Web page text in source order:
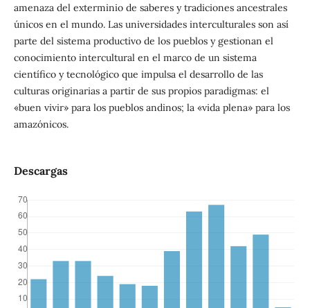
amenaza del exterminio de saberes y tradiciones ancestrales
únicos en el mundo. Las universidades interculturales son así
parte del sistema productivo de los pueblos y gestionan el
conocimiento intercultural en el marco de un sistema
científico y tecnológico que impulsa el desarrollo de las
culturas originarias a partir de sus propios paradigmas: el
«buen vivir» para los pueblos andinos; la «vida plena» para los
amazónicos.
Descargas